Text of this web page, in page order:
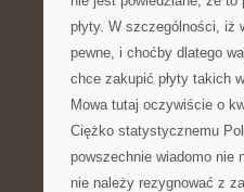
płyty. W szczególności, iż
pewne, i choćby dlatego
chce zakupić płyty takich
Mowa tutaj oczywiście o
Ciężko statystycznemu
powszechnie wiadomo nie
nie należy rezygnować z